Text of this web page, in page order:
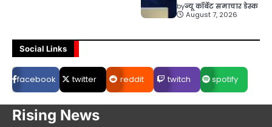
byन्यू कॉर्बेट समाचार डेस्क
August 7, 2026
Social Links
facebook twitter reddit twitch spotify
Rising News